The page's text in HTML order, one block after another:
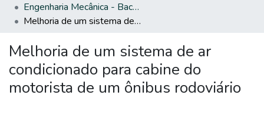
Engenharia Mecânica - Bacharelado
Melhoria de um sistema de ar condicionado para cabine do motorista de um ônibus rodoviário
Melhoria de um sistema de ar
condicionado para cabine do
motorista de um ônibus rodoviário